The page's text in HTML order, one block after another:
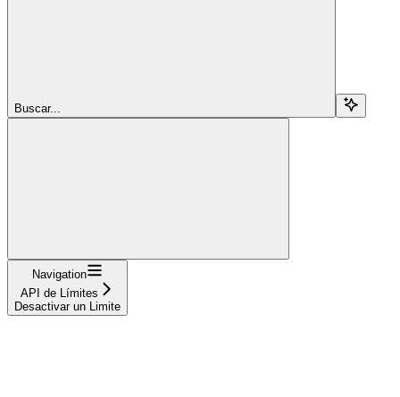
Buscar...
Navigation
API de Límites
Desactivar un Limite